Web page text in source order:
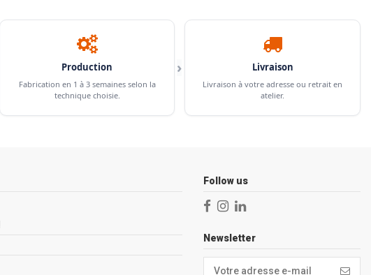
Production
Fabrication en 1 à 3 semaines selon la
technique choisie.
› Livraison
Livraison à votre adresse ou retrait en
atelier.
Follow us
Newsletter